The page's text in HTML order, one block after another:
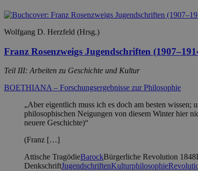
Wolfgang D. Herzfeld (Hrsg.)
Franz Rosenzweigs Jugendschriften
Teil III: Arbeiten zu Geschichte und Kultur
BOETHIANA – Forschungsergebnisse zur Philosophie
„Aber eigentlich muss ich es doch am besten
philosophischen Neigungen von diesem Winter hier
neuere Geschichte)“
(Franz […]
Attische TragödieBarockBürgerliche Revolution 1848
DenkschriftJugendschriftenKulturphilosophie